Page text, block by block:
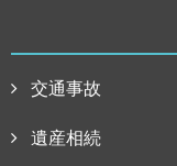
交通事故
遺産相続